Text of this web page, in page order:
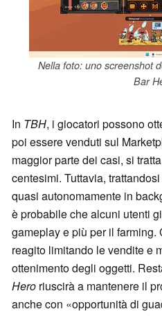
Nella foto: uno screenshot
Bar
In TBH, i giocatori possono
poi essere venduti sul
maggior parte dei casi, si
centesimi. Tuttavia,
quasi autonomamente in
è probabile che alcuni utenti
gameplay e più per il
reagito limitando le vendite e
ottenimento degli oggetti.
Hero riuscirà a mantenere il
anche con «opportunità di